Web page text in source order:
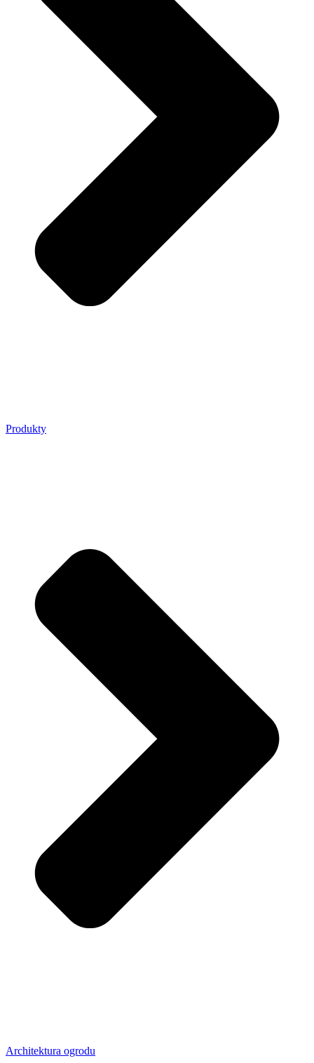
Produkty
Architektura ogrodu